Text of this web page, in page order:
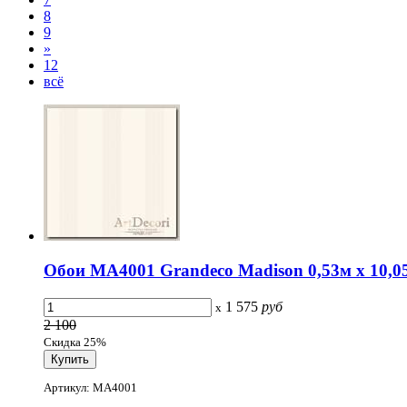
8
9
»
12
всё
Обои MA4001 Grandeco Madison 0,53м x
x 1 575 руб
2 100
Скидка 25%
Артикул: MA4001